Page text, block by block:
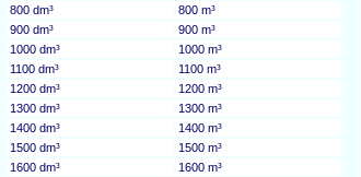
800 dm³
800 m³
900 dm³
900 m³
1000 dm³
1000 m³
1100 dm³
1100 m³
1200 dm³
1200 m³
1300 dm³
1300 m³
1400 dm³
1400 m³
1500 dm³
1500 m³
1600 dm³
1600 m³